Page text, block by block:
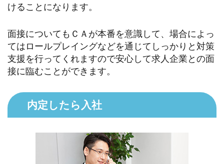
けることになります。
面接についてもＣＡが本番を意識して、場合によっ
てはロールプレイングなどを通じてしっかりと対策
支援を行ってくれますので安心して求人企業との面
接に臨むことができます。
内定したら入社